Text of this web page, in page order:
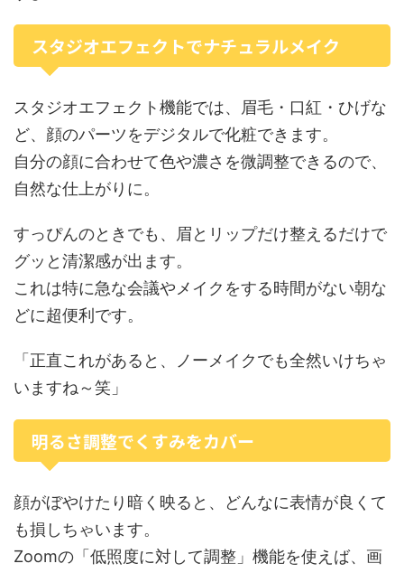
スタジオエフェクトでナチュラルメイク
スタジオエフェクト機能では、眉毛・口紅・ひげな
ど、顔のパーツをデジタルで化粧できます。
自分の顔に合わせて色や濃さを微調整できるので、
自然な仕上がりに。
すっぴんのときでも、眉とリップだけ整えるだけで
グッと清潔感が出ます。
これは特に急な会議やメイクをする時間がない朝な
どに超便利です。
「正直これがあると、ノーメイクでも全然いけちゃ
いますね～笑」
明るさ調整でくすみをカバー
顔がぼやけたり暗く映ると、どんなに表情が良くて
も損しちゃいます。
Zoomの「低照度に対して調整」機能を使えば、画